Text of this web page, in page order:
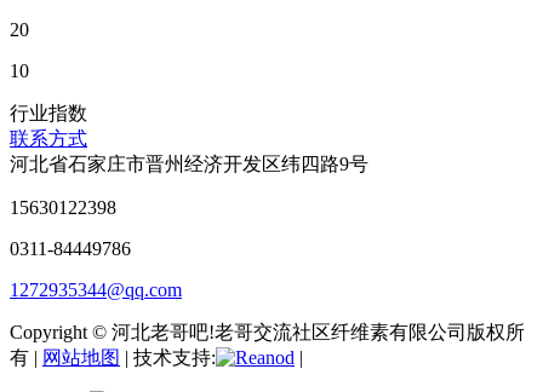
20
10
行业指数
联系方式
河北省石家庄市晋州经济开发区纬四路9号
15630122398
0311-84449786
1272935344@qq.com
Copyright © 河北老哥吧!老哥交流社区纤维素有限公司版权所
有 | 网站地图 | 技术支持: |